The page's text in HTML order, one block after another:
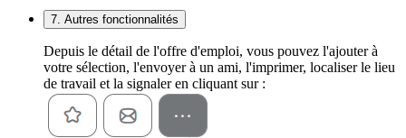
7. Autres fonctionnalités
Depuis le détail de l'offre d'emploi, vous pouvez l'ajouter à
votre sélection, l'envoyer à un ami, l'imprimer, localiser le lieu
de travail et la signaler en cliquant sur :